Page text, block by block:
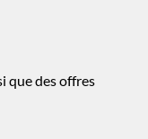
que des offres